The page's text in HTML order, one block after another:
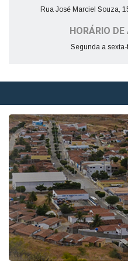
Rua José Marciel Souza,
HORÁRIO
Segunda a